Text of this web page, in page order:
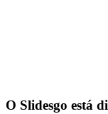
O Slidesgo está